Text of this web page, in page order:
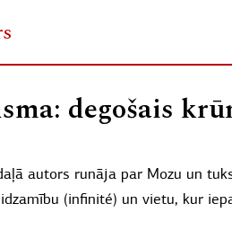
degošais
autors runāja par Mozu un
(infinité) un vietu, kur